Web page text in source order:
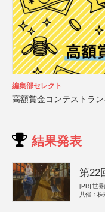
編集部セレクト
高額賞金コンテストラン
結果発表
第22
[PR] 世
共催：株